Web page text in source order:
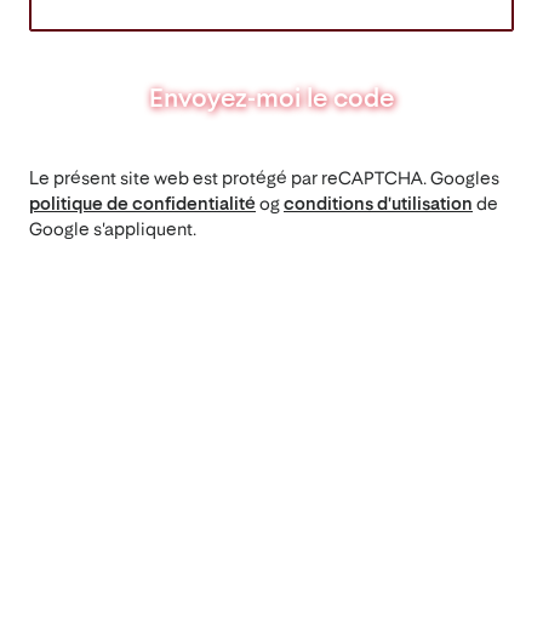
Envoyez-moi le code
Le présent site web est protégé par reCAPTCHA. Googles
politique de confidentialitéogconditions d'utilisation de
Google s'appliquent.